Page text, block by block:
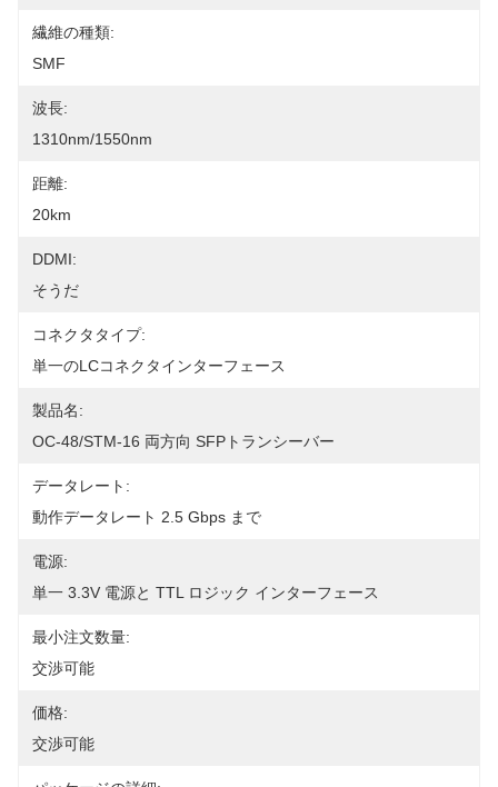
繊維の種類:
SMF
波長:
1310nm/1550nm
距離:
20km
DDMI:
そうだ
コネクタタイプ:
単一のLCコネクタインターフェース
製品名:
OC-48/STM-16 両方向 SFPトランシーバー
データレート:
動作データレート 2.5 Gbps まで
電源:
単一 3.3V 電源と TTL ロジック インターフェース
最小注文数量:
交渉可能
価格:
交渉可能